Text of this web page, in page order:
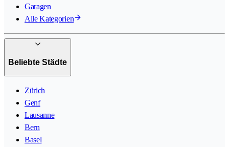
Garagen
Alle Kategorien
Beliebte Städte
Zürich
Genf
Lausanne
Bern
Basel